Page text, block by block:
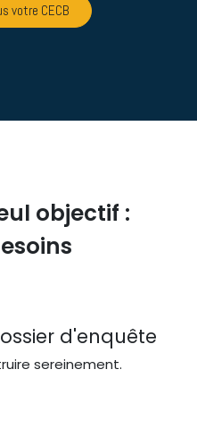
votre CECB
objectif :
d'enquête
sereinement.